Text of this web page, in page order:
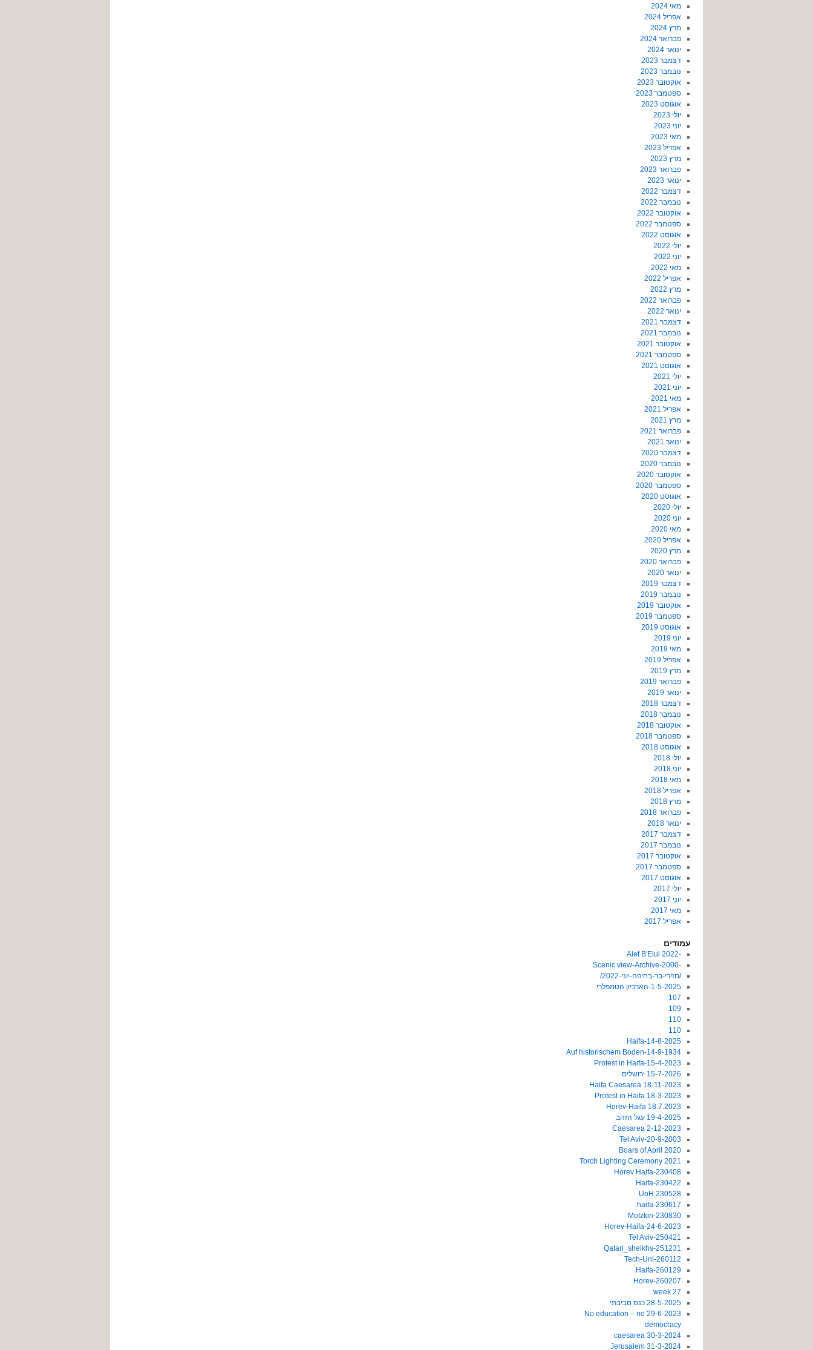
מאי 2024
אפריל 2024
מרץ 2024
פברואר 2024
ינואר 2024
דצמבר 2023
נובמבר 2023
אוקטובר 2023
ספטמבר 2023
אוגוסט 2023
יולי 2023
יוני 2023
מאי 2023
אפריל 2023
מרץ 2023
פברואר 2023
ינואר 2023
דצמבר 2022
נובמבר 2022
אוקטובר 2022
ספטמבר 2022
אוגוסט 2022
יולי 2022
יוני 2022
מאי 2022
אפריל 2022
מרץ 2022
פברואר 2022
ינואר 2022
דצמבר 2021
נובמבר 2021
אוקטובר 2021
ספטמבר 2021
אוגוסט 2021
יולי 2021
יוני 2021
מאי 2021
אפריל 2021
מרץ 2021
פברואר 2021
ינואר 2021
דצמבר 2020
נובמבר 2020
אוקטובר 2020
ספטמבר 2020
אוגוסט 2020
יולי 2020
יוני 2020
מאי 2020
אפריל 2020
מרץ 2020
פברואר 2020
ינואר 2020
דצמבר 2019
נובמבר 2019
אוקטובר 2019
ספטמבר 2019
אוגוסט 2019
יוני 2019
מאי 2019
אפריל 2019
מרץ 2019
פברואר 2019
ינואר 2019
דצמבר 2018
נובמבר 2018
אוקטובר 2018
ספטמבר 2018
אוגוסט 2018
יולי 2018
יוני 2018
מאי 2018
אפריל 2018
מרץ 2018
פברואר 2018
ינואר 2018
דצמבר 2017
נובמבר 2017
אוקטובר 2017
ספטמבר 2017
אוגוסט 2017
יולי 2017
יוני 2017
מאי 2017
אפריל 2017
עמודים
-2022 Alef B'Elul
-Scenic view-Archive-2000
/חזירי-בר-בחיפה-יוני-2022/
1-5-2025-הארכיון הטמפלרי
107
109
110
110
14-8-2025-Haifa
14-9-1934-Auf historischem Boden
15-4-2023-Protest in Haifa
15-7-2026 ירושלים
18-11-2023 Haifa Caesarea
18-3-2023 Protest in Haifa
18.7.2023 Horev-Haifa
19-4-2025 עגל הזהב
2-12-2023 Caesarea
20-9-2003-Tel Aviv
2020 Boars of April
2021 Torch Lighting Ceremony
230408-Horev Haifa
230422-Haifa
230528 UoH
230617-haifa
230830-Motzkin
24-6-2023-Horev-Haifa
250421-Tel Aviv
251231-Qatari_sheikhs
260112-Tech-Uni
260129-Haifa
260207-Horev
27 week
28-5-2025 כנס סביבתי
29-6-2023 No education – no
democracy
30-3-2024 caesarea
31-3-2024 Jerusalem